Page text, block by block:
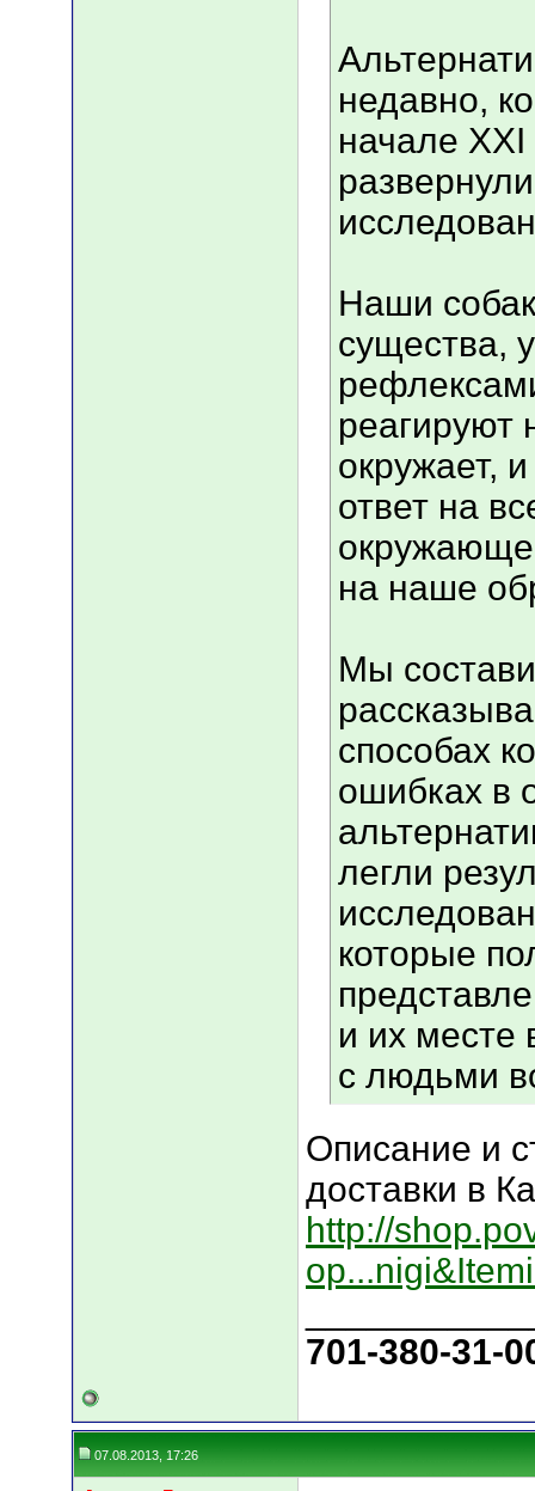
недавно,
начале ХХI
Наши
существа,
реагируют
окружает,
ответ на
на наше
Мы
способах
ошибках в
легли
которые
и их месте
с людьми
Описание и
доставки в
http://
701-380-31-
07.08.2013, 17:26